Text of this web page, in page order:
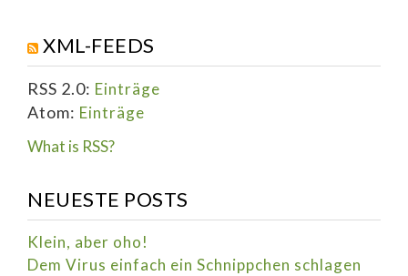
XML-FEEDS
RSS 2.0: Einträge
Atom: Einträge
What is RSS?
NEUESTE POSTS
Klein, aber oho!
Dem Virus einfach ein Schnippchen schlagen